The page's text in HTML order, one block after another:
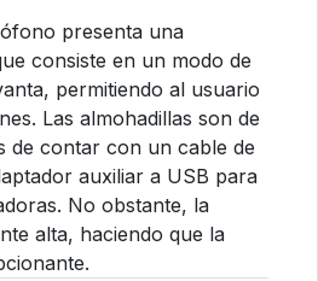
presenta una
consiste en un modo de
permitiendo al usuario
Las almohadillas son de
de contar con un cable de
auxiliar a USB para
No obstante, la
alta, haciendo que la